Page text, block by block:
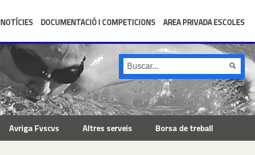
NOTÍCIES DOCUMENTACIÓ I COMPETICIONS AREA PRIVADA ESCOLES
Avriga Fvscvs Altres serveis Borsa de treball